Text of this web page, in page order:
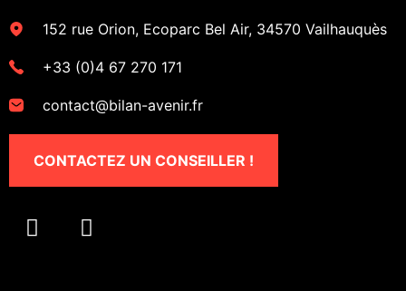
152 rue Orion, Ecoparc Bel Air, 34570 Vailhauquès
+33 (0)4 67 270 171
contact@bilan-avenir.fr
CONTACTEZ UN CONSEILLER !